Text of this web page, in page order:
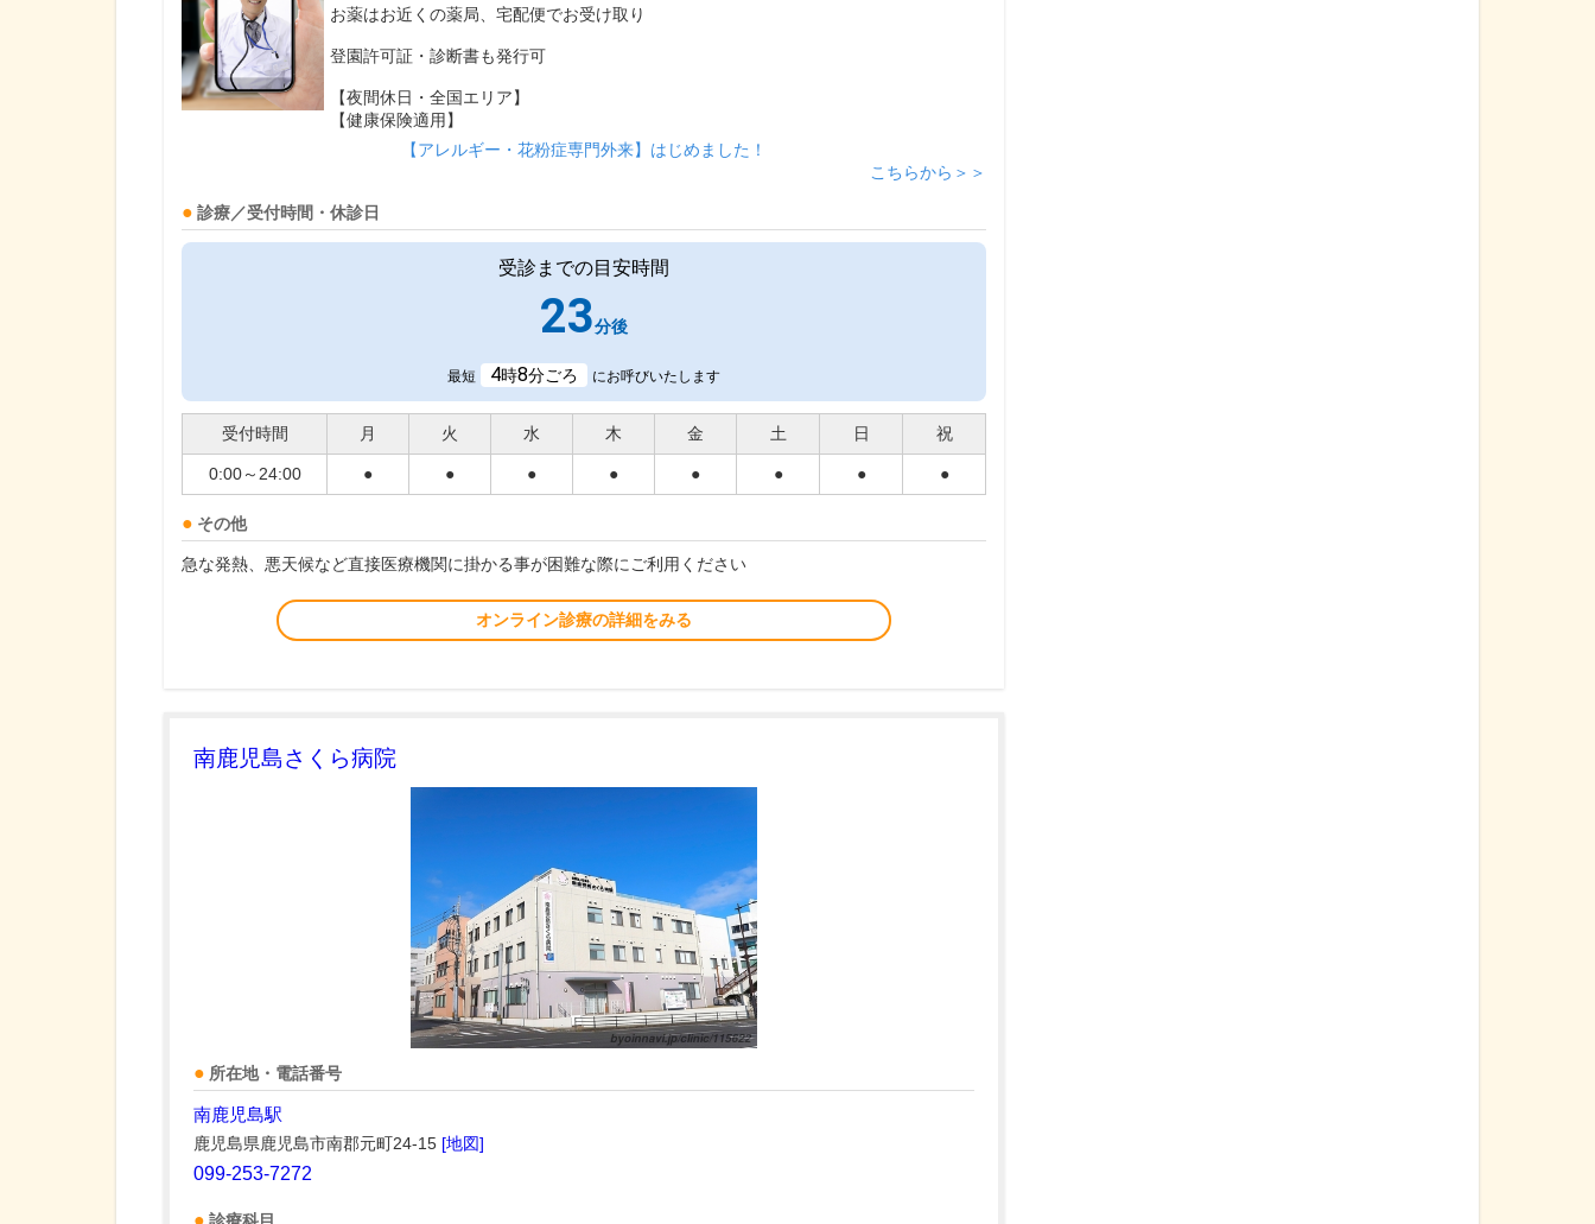
お薬はお近くの薬局、宅配便でお受け取り
登園許可証・診断書も発行可
【夜間休日・全国エリア】
【健康保険適用】
【アレルギー・花粉症専門外来】はじめました！
こちらから＞＞
診療／受付時間・休診日
受診までの目安時間
23分後
最短 4時8分ごろ にお呼びいたします
受付時間 月 火 水 木 金 土 日 祝
0:00～24:00 ● ● ● ● ● ● ● ●
その他
急な発熱、悪天候など直接医療機関に掛かる事が困難な際にご利用ください
オンライン診療の詳細をみる
南鹿児島さくら病院
所在地・電話番号
南鹿児島駅
鹿児島県鹿児島市南郡元町24-15 [地図]
099-253-7272